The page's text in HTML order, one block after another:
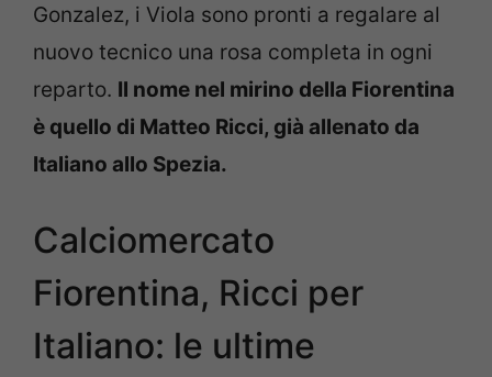
Gonzalez, i Viola sono pronti a regalare al
nuovo tecnico una rosa completa in ogni
reparto. Il nome nel mirino della Fiorentina
è quello di Matteo Ricci, già allenato da
Italiano allo Spezia.
Calciomercato
Fiorentina, Ricci per
Italiano: le ultime